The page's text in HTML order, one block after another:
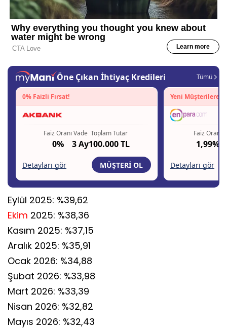
Eylül 2025: %39,62
Ekim 2025: %38,36
Kasım 2025: %37,15
Aralık 2025: %35,91
Ocak 2026: %34,88
Şubat 2026: %33,98
Mart 2026: %33,39
Nisan 2026: %32,82
Mayıs 2026: %32,43